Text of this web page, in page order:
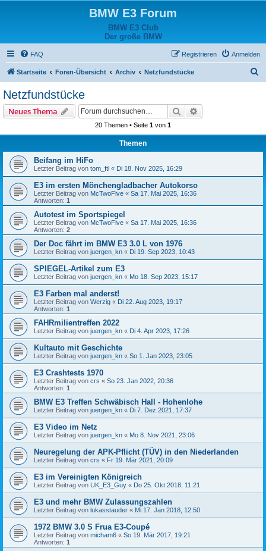
BMW E3 Forum
BMW E3 Club
Der große BMW
FAQ Anmelden
Registrieren
Startseite Foren-Übersicht Archiv Netzfundstücke
Netzfundstücke
Neues Thema Suche
20 Themen • Seite 1 von 1
Themen
Beifang im HiFo
Letzter Beitrag von tom_ftl « Di 18. Nov 2025, 16:29
E3 im ersten Mönchengladbacher Autokorso
Letzter Beitrag von McTwoFive « Sa 17. Mai 2025, 16:36
Antworten: 1
Autotest im Sportspiegel
Letzter Beitrag von McTwoFive « Sa 17. Mai 2025, 16:36
Antworten: 2
Der Doc fährt im BMW E3 3.0 L von 1976
Letzter Beitrag von juergen_kn « Di 19. Sep 2023, 10:43
SPIEGEL-Artikel zum E3
Letzter Beitrag von juergen_kn « Mo 18. Sep 2023, 15:17
E3 Farben mal anderst!
Letzter Beitrag von Werzig « Di 22. Aug 2023, 19:17
Antworten: 1
FAHRmilientreffen 2022
Letzter Beitrag von juergen_kn « Di 4. Apr 2023, 17:26
Kultauto mit Geschichte
Letzter Beitrag von juergen_kn « So 1. Jan 2023, 23:05
E3 Crashtests 1970
Letzter Beitrag von crs « So 23. Jan 2022, 20:36
Antworten: 1
BMW E3 Treffen Schwäbisch Hall - Hohenlohe
Letzter Beitrag von juergen_kn « Di 7. Dez 2021, 17:37
E3 Video im Netz
Letzter Beitrag von juergen_kn « Mo 8. Nov 2021, 23:06
Neuregelung der APK-Pflicht (TÜV) in den Niederlanden
Letzter Beitrag von crs « Fr 19. Mär 2021, 20:09
E3 im Vereinigten Königreich
Letzter Beitrag von UK_E3_Guy « Do 25. Okt 2018, 11:21
E3 und mehr BMW Zulassungszahlen
Letzter Beitrag von lukasstauder « Mi 17. Jan 2018, 12:50
1972 BMW 3.0 S Frua E3-Coupé
Letzter Beitrag von micham6 « So 19. Mär 2017, 19:21
Antworten: 1